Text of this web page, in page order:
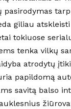
pasirodymas
giliau
tokiuose
tenka vilkų
atrodytų
papildomą
savitą balso